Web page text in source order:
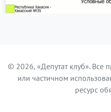
© 2026, «Депутат клуб».
или частичном
ресурс